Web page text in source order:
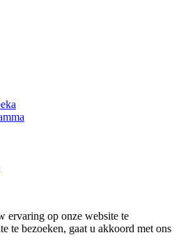
ervaring op onze website te
te bezoeken, gaat u akkoord met ons